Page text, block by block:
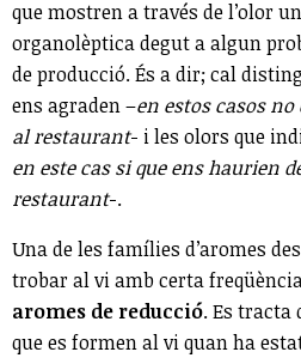
que mostren a través de l’olor
organolèptica degut a algun
de producció. És a dir; cal
ens agraden –en estos casos
al restaurant- i les olors que
en este cas si que ens haurien
restaurant-.
Una de les famílies d’aromes
trobar al vi amb certa
aromes de reducció. Es tracta
que es formen al vi quan ha